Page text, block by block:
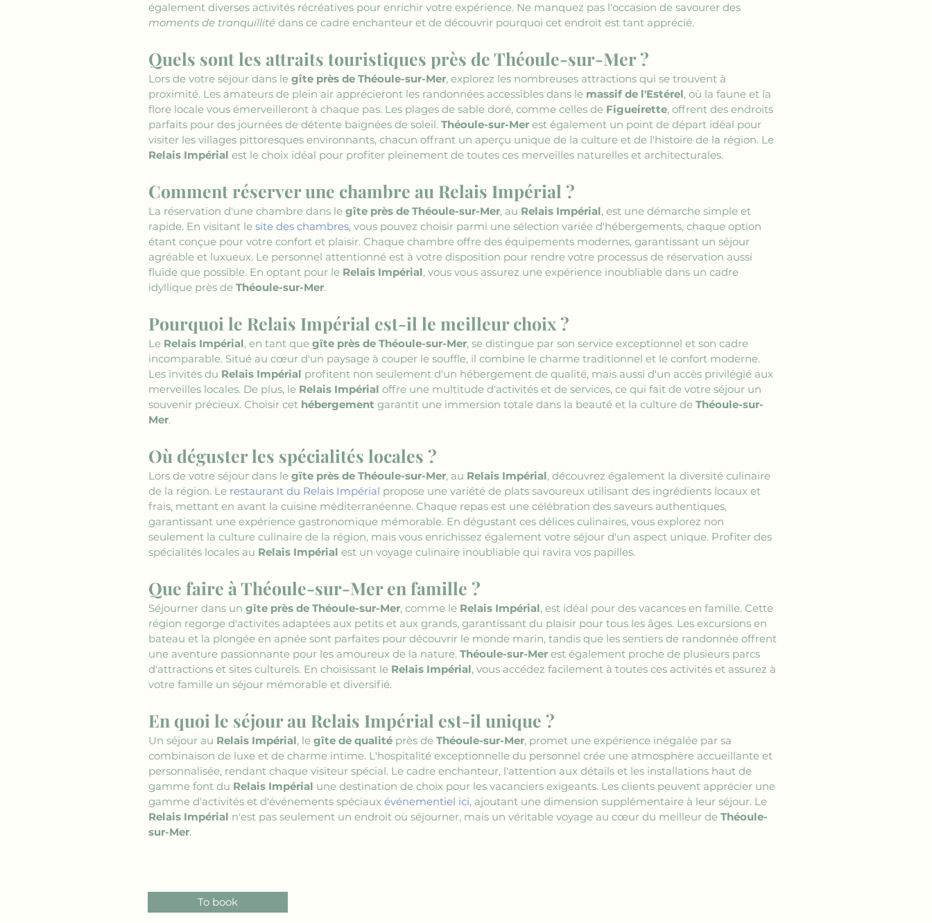
également diverses activités récréatives pour enrichir votre expérience. Ne manquez pas l'occasion de savourer des
moments de tranquillité dans ce cadre enchanteur et de découvrir pourquoi cet endroit est tant apprécié.
Quels sont les attraits touristiques près de Théoule-sur-Mer ?
Lors de votre séjour dans le gîte près de Théoule-sur-Mer, explorez les nombreuses attractions qui se trouvent à
proximité. Les amateurs de plein air apprécieront les randonnées accessibles dans le massif de l'Estérel, où la faune et la
flore locale vous émerveilleront à chaque pas. Les plages de sable doré, comme celles de Figueirette, offrent des endroits
parfaits pour des journées de détente baignées de soleil. Théoule-sur-Mer est également un point de départ idéal pour
visiter les villages pittoresques environnants, chacun offrant un aperçu unique de la culture et de l'histoire de la région. Le
Relais Impérial est le choix idéal pour profiter pleinement de toutes ces merveilles naturelles et architecturales.
Comment réserver une chambre au Relais Impérial ?
La réservation d'une chambre dans le gîte près de Théoule-sur-Mer, au Relais Impérial, est une démarche simple et
rapide. En visitant le site des chambres, vous pouvez choisir parmi une sélection variée d'hébergements, chaque option
étant conçue pour votre confort et plaisir. Chaque chambre offre des équipements modernes, garantissant un séjour
agréable et luxueux. Le personnel attentionné est à votre disposition pour rendre votre processus de réservation aussi
fluide que possible. En optant pour le Relais Impérial, vous vous assurez une expérience inoubliable dans un cadre
idyllique près de Théoule-sur-Mer.
Pourquoi le Relais Impérial est-il le meilleur choix ?
Le Relais Impérial, en tant que gîte près de Théoule-sur-Mer, se distingue par son service exceptionnel et son cadre
incomparable. Situé au cœur d'un paysage à couper le souffle, il combine le charme traditionnel et le confort moderne.
Les invités du Relais Impérial profitent non seulement d'un hébergement de qualité, mais aussi d'un accès privilégié aux
merveilles locales. De plus, le Relais Impérial offre une multitude d'activités et de services, ce qui fait de votre séjour un
souvenir précieux. Choisir cet hébergement garantit une immersion totale dans la beauté et la culture de Théoule-sur-
Mer.
Où déguster les spécialités locales ?
Lors de votre séjour dans le gîte près de Théoule-sur-Mer, au Relais Impérial, découvrez également la diversité culinaire
de la région. Le restaurant du Relais Impérial propose une variété de plats savoureux utilisant des ingrédients locaux et
frais, mettant en avant la cuisine méditerranéenne. Chaque repas est une célébration des saveurs authentiques,
garantissant une expérience gastronomique mémorable. En dégustant ces délices culinaires, vous explorez non
seulement la culture culinaire de la région, mais vous enrichissez également votre séjour d'un aspect unique. Profiter des
spécialités locales au Relais Impérial est un voyage culinaire inoubliable qui ravira vos papilles.
Que faire à Théoule-sur-Mer en famille ?
Séjourner dans un gîte près de Théoule-sur-Mer, comme le Relais Impérial, est idéal pour des vacances en famille. Cette
région regorge d'activités adaptées aux petits et aux grands, garantissant du plaisir pour tous les âges. Les excursions en
bateau et la plongée en apnée sont parfaites pour découvrir le monde marin, tandis que les sentiers de randonnée offrent
une aventure passionnante pour les amoureux de la nature. Théoule-sur-Mer est également proche de plusieurs parcs
d'attractions et sites culturels. En choisissant le Relais Impérial, vous accédez facilement à toutes ces activités et assurez à
votre famille un séjour mémorable et diversifié.
En quoi le séjour au Relais Impérial est-il unique ?
Un séjour au Relais Impérial, le gîte de qualité près de Théoule-sur-Mer, promet une expérience inégalée par sa
combinaison de luxe et de charme intime. L'hospitalité exceptionnelle du personnel crée une atmosphère accueillante et
personnalisée, rendant chaque visiteur spécial. Le cadre enchanteur, l'attention aux détails et les installations haut de
gamme font du Relais Impérial une destination de choix pour les vacanciers exigeants. Les clients peuvent apprécier une
gamme d'activités et d'événements spéciaux événementiel ici, ajoutant une dimension supplémentaire à leur séjour. Le
Relais Impérial n'est pas seulement un endroit où séjourner, mais un véritable voyage au cœur du meilleur de Théoule-
sur-Mer.
To book